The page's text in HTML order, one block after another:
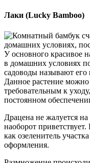
Лаки (Lucky Bamboo)
У основного красивое
в домашних условиях
садоводы называют его
Данное растение
требовательным к
постоянном
Драцена не жалуется
наоборот
как озеленитель
оформления.